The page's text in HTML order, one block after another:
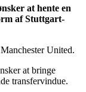
at hente en
af Stuttgart-
United.
at bringe
transfervindue.